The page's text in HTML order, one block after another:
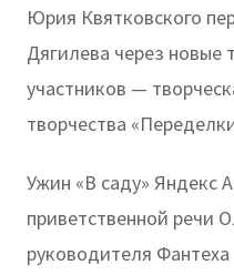
Юрия Квятковского
Дягилева через
участников —
творчества
Ужин «В саду» Яндекс
приветственной речи
руководителя